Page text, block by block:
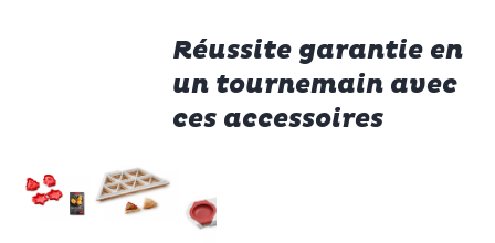
Réussite garantie en
un tournemain avec
ces accessoires